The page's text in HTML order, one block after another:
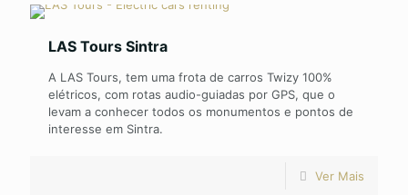
LAS Tours Sintra
A LAS Tours, tem uma frota de carros Twizy 100%
elétricos, com rotas audio-guiadas por GPS, que o
levam a conhecer todos os monumentos e pontos de
interesse em Sintra.
Ver Mais